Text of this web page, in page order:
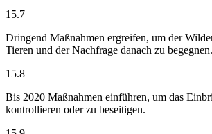
15.7
Dringend Maßnahmen ergreifen, um der
Tieren und der Nachfrage danach zu begegnen.
15.8
Bis 2020 Maßnahmen einführen, um das
kontrollieren oder zu beseitigen.